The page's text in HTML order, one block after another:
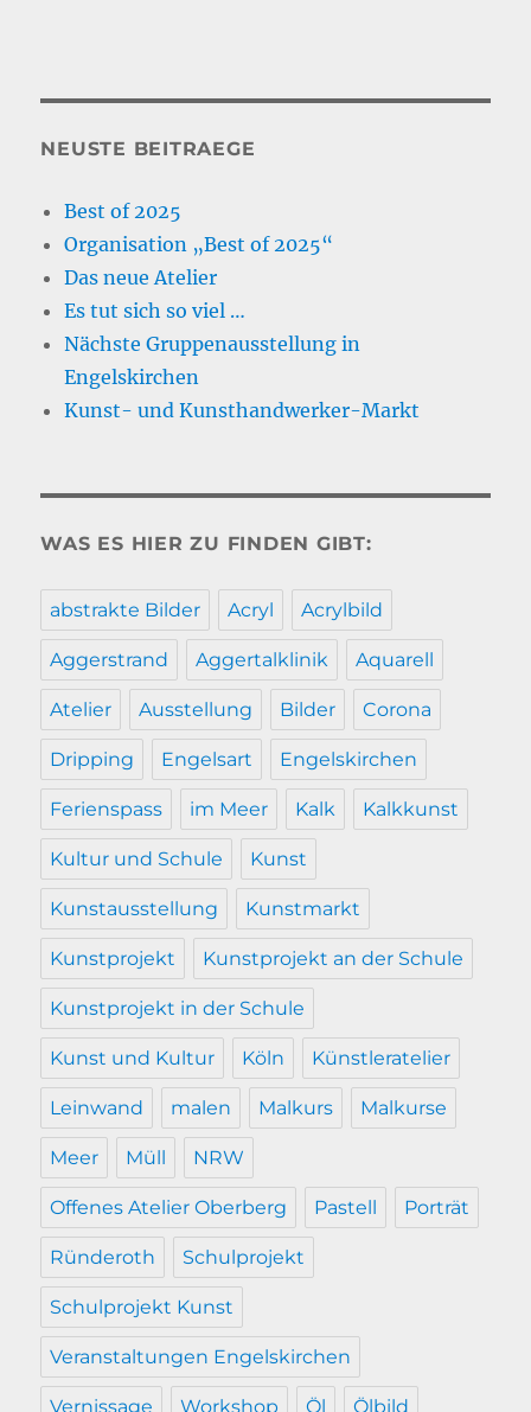
NEUSTE BEITRAEGE
Best of 2025
Organisation „Best of 2025“
Das neue Atelier
Es tut sich so viel …
Nächste Gruppenausstellung in
Engelskirchen
Kunst- und Kunsthandwerker-Markt
WAS ES HIER ZU FINDEN GIBT:
abstrakte Bilder Acryl Acrylbild
Aggerstrand Aggertalklinik Aquarell
Atelier Ausstellung Bilder Corona
Dripping Engelsart Engelskirchen
Ferienspass im Meer Kalk Kalkkunst
Kultur und Schule Kunst
Kunstausstellung Kunstmarkt
Kunstprojekt Kunstprojekt an der Schule
Kunstprojekt in der Schule
Kunst und Kultur Köln Künstleratelier
Leinwand malen Malkurs Malkurse
Meer Müll NRW
Offenes Atelier Oberberg Pastell Porträt
Ründeroth Schulprojekt
Schulprojekt Kunst
Veranstaltungen Engelskirchen
Vernissage Workshop Öl Ölbild